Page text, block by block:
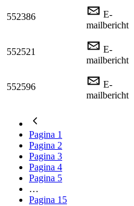
552386
E-
mailbericht
552521
E-
mailbericht
552596
E-
mailbericht
Pagina 1
Pagina 2
Pagina 3
Pagina 4
Pagina 5
…
Pagina 15